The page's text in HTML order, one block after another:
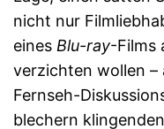
nicht nur
eines Blu-ray-Films
verzichten wollen –
Fernseh-
blechern